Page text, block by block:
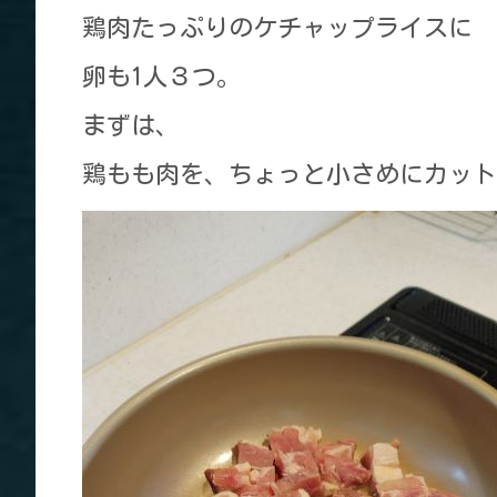
鶏肉たっぷりのケチャップライスに
卵も1人３つ。
まずは、
鶏もも肉を、ちょっと小さめにカッ